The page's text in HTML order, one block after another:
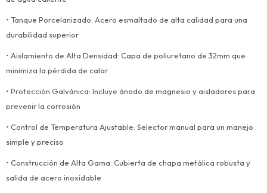
• Tanque Porcelanizado: Acero esmaltado de alta calidad para una
durabilidad superior
• Aislamiento de Alta Densidad: Capa de poliuretano de 32mm que
minimiza la pérdida de calor
• Protección Galvánica: Incluye ánodo de magnesio y aisladores para
prevenir la corrosión
• Control de Temperatura Ajustable: Selector manual para un manejo
simple y preciso
• Construcción de Alta Gama: Cubierta de chapa metálica robusta y
salida de acero inoxidable